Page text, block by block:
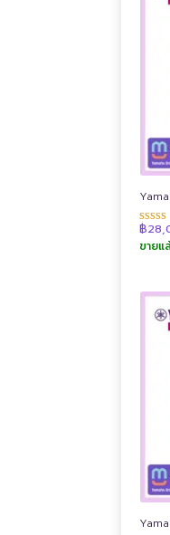
ให้คะ
ตั้งแต่
฿
ขายแ